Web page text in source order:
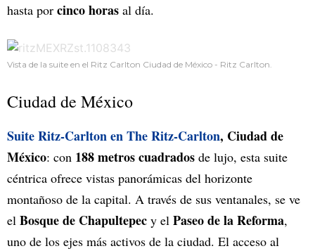
hasta por cinco horas al día.
Vista de la suite en el Ritz Carlton Ciudad de México - Ritz Carlton.
Ciudad de México
Suite Ritz-Carlton en The Ritz-Carlton, Ciudad de
México: con 188 metros cuadrados de lujo, esta suite
céntrica ofrece vistas panorámicas del horizonte
montañoso de la capital. A través de sus ventanales, se ve
el Bosque de Chapultepec y el Paseo de la Reforma,
uno de los ejes más activos de la ciudad. El acceso al